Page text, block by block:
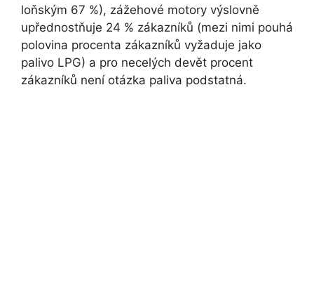
loňským 67 %), zážehové motory výslovně
upřednostňuje 24 % zákazníků (mezi nimi pouhá
polovina procenta zákazníků vyžaduje jako
palivo LPG) a pro necelých devět procent
zákazníků není otázka paliva podstatná.